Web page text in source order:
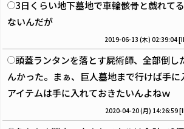
3日くらい地下墓地で車輪骸骨と戯れて
ないんだが
2019-06-13 (木) 02:39:04
頭蓋ランタンを落とす屍術師、全部倒し
んかった。まぁ、巨人墓地まで行けば手に
アイテムは手に入れておきたいんよねｗ
2020-04-20 (月) 14:26:59